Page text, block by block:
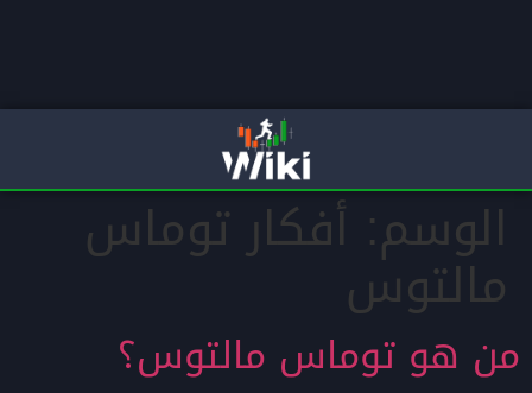
الوسم: أفكار توماس
مالتوس
من هو توماس مالتوس؟